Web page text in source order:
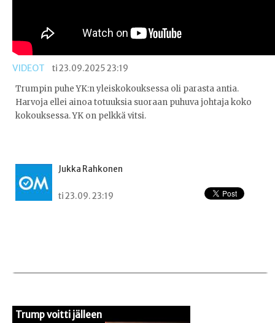
VIDEOT
ti 23.09.2025 23:19
Trumpin puhe YK:n yleiskokouksessa oli parasta antia.
Harvoja ellei ainoa totuuksia suoraan puhuva johtaja koko
kokouksessa. YK on pelkkä vitsi.
Jukka Rahkonen
ti 23.09. 23:19
Trump voitti jälleen